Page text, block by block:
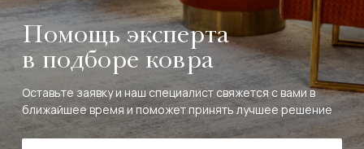
Помощь эксперта
в подборе ковра
Оставьте заявку и наш специалист свяжется с вами в
ближайшее время и поможет принять лучшее решение